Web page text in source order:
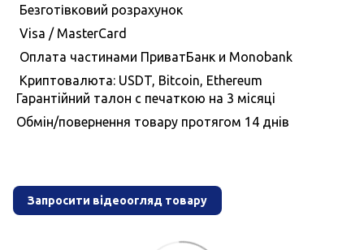
Безготівковий розрахунок
Visa / MasterCard
Оплата частинами ПриватБанк и Monobank
Криптовалюта: USDT, Bitcoin, Ethereum
Гарантiйний талон с печаткою на 3 мiсяцi
Обмiн/повернення товару протягом 14 днiв
Запросити відеоогляд товару